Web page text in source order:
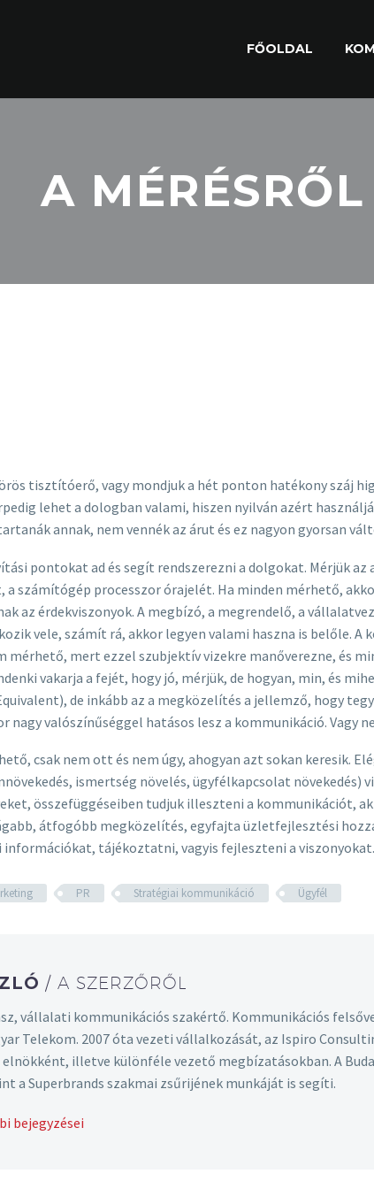
FŐOLDAL
A MÉRÉSRŐL
tisztítóerő, vagy mondjuk a hét ponton hatékony száj
lehet a dologban valami, hiszen nyilván azért
annak, nem vennék az árut és ez nagyon gyorsan
pontokat ad és segít rendszerezni a dolgokat. Mérjük
számítógép processzor órajelét. Ha minden mérhető,
az érdekviszonyok. A megbízó, a megrendelő, a
vele, számít rá, akkor legyen valami haszna is belőle.
mérhető, mert ezzel szubjektív vizekre manőverezne, és
vakarja a fejét, hogy jó, mérjük, de hogyan, min, és
de inkább az a megközelítés a jellemző, hogy
valószínűséggel hatásos lesz a kommunikáció. Vagy
csak nem ott és nem úgy, ahogyan azt sokan keresik.
ismertség növelés, ügyfélkapcsolat növekedés)
összefüggéseiben tudjuk illeszteni a kommunikációt,
átfogóbb megközelítés, egyfajta üzletfejlesztési
tájékoztatni, vagyis fejleszteni a
PR Stratégiai kommunikáció
Ügyfél
/ A SZERZŐRŐL
vállalati kommunikációs szakértő. Kommunikációs
Telekom. 2007 óta vezeti vállalkozását, az Ispiro
illetve különféle vezető megbízatásokban. A
a Superbrands szakmai zsűrijének munkáját is segíti.
bejegyzései